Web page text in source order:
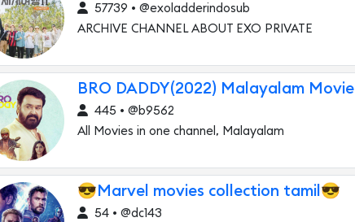
57739 • @exoladderindosub
ARCHIVE CHANNEL ABOUT EXO PRIVATE
BRO DADDY(2022) Malayalam Movie
445 • @b9562
All Movies in one channel, Malayalam
😎Marvel movies collection tamil😎
54 • @dc143